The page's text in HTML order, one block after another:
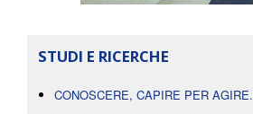
STUDI E RICERCHE
CONOSCERE, CAPIRE PER AGIRE.